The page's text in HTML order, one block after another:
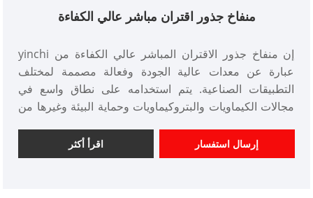
منفاخ جذور اقتران مباشر عالي الكفاءة
إن منفاخ جذور الاقتران المباشر عالي الكفاءة من yinchi
عبارة عن معدات عالية الجودة وفعالة مصممة لمختلف
التطبيقات الصناعية. يتم استخدامه على نطاق واسع في
مجالات الكيماويات والبتروكيماويات وحماية البيئة وغيرها من
اقرأ أكثر إرسال استفسار